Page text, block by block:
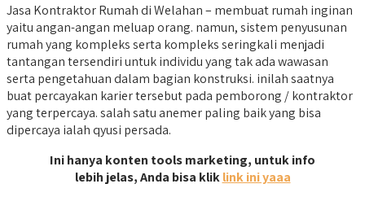
Jasa Kontraktor Rumah di Welahan – membuat rumah inginan
yaitu angan-angan meluap orang. namun, sistem penyusunan
rumah yang kompleks serta kompleks seringkali menjadi
tantangan tersendiri untuk individu yang tak ada wawasan
serta pengetahuan dalam bagian konstruksi. inilah saatnya
buat percayakan karier tersebut pada pemborong / kontraktor
yang terpercaya. salah satu anemer paling baik yang bisa
dipercaya ialah qyusi persada.
Ini hanya konten tools marketing, untuk info
lebih jelas, Anda bisa kliklink ini yaaa